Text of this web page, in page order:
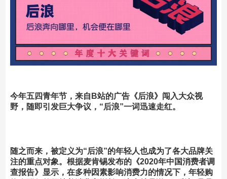
今年五四青年节，来自B站的广告《后浪》闯入大众视
野，随即引发巨大争议，“后浪”一词迅速走红。
随之而来，被定义为“后浪”的年轻人也成为了各大品牌关
注的重点对象。 根据麦肯锡发布的《2020年中国消费者调
查报告》显示，在多种因素影响消费力的情况下，年轻购